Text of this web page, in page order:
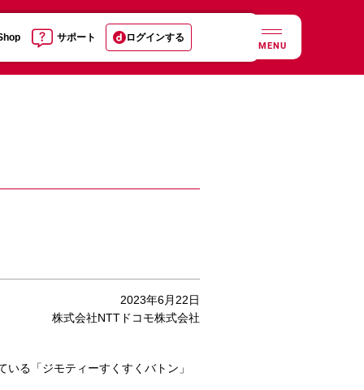
サポート ログインする
MENU
2023年6月22日
株式会社NTTドコモ株式会社
る「ジモティーすくすくバトン」